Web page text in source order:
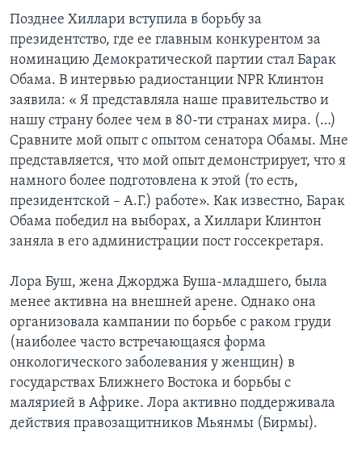
Позднее Хиллари вступила в борьбу за
президентство, где ее главным конкурентом за
номинацию Демократической партии стал Барак
Обама. В интервью радиостанции NPR Клинтон
заявила: « Я представляла наше правительство и
нашу страну более чем в 80-ти странах мира. (…)
Сравните мой опыт с опытом сенатора Обамы. Мне
представляется, что мой опыт демонстрирует, что я
намного более подготовлена к этой (то есть,
президентской – А.Г.) работе». Как известно, Барак
Обама победил на выборах, а Хиллари Клинтон
заняла в его администрации пост госсекретаря.
Лора Буш, жена Джорджа Буша-младшего, была
менее активна на внешней арене. Однако она
организовала кампании по борьбе с раком груди
(наиболее часто встречающаяся форма
онкологического заболевания у женщин) в
государствах Ближнего Востока и борьбы с
малярией в Африке. Лора активно поддерживала
действия правозащитников Мьянмы (Бирмы).